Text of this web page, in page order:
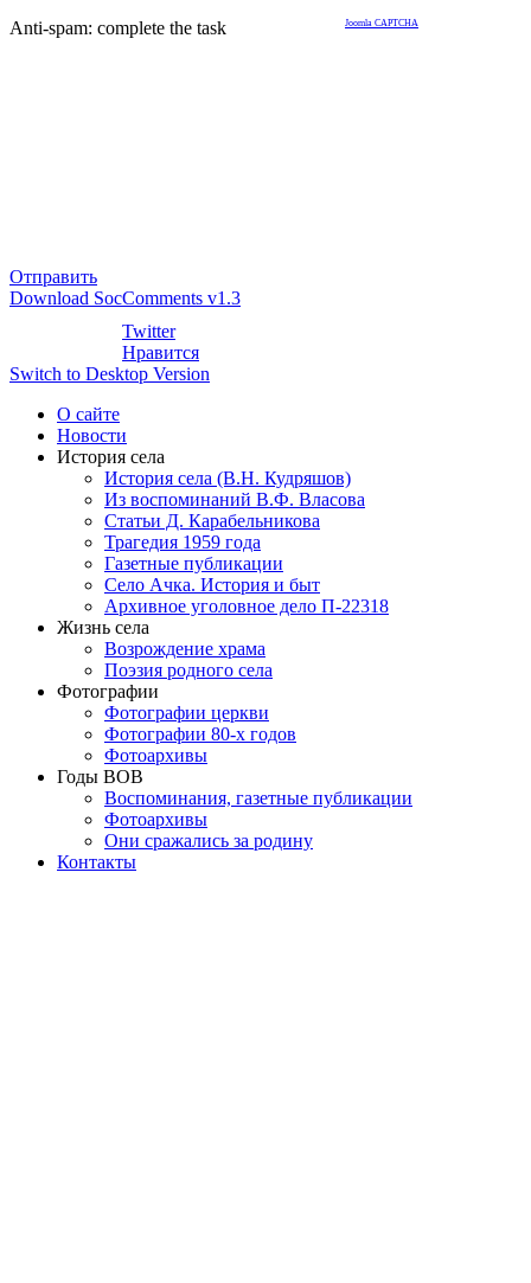
Anti-spam: complete the task Joomla CAPTCHA
Отправить
Download SocComments v1.3
Twitter
Нравится
Switch to Desktop Version
О сайте
Новости
История села
История села (В.Н. Кудряшов)
Из воспоминаний В.Ф. Власова
Статьи Д. Карабельникова
Трагедия 1959 года
Газетные публикации
Село Ачка. История и быт
Архивное уголовное дело П-22318
Жизнь села
Возрождение храма
Поэзия родного села
Фотографии
Фотографии церкви
Фотографии 80-х годов
Фотоархивы
Годы ВОВ
Воспоминания, газетные публикации
Фотоархивы
Они сражались за родину
Контакты